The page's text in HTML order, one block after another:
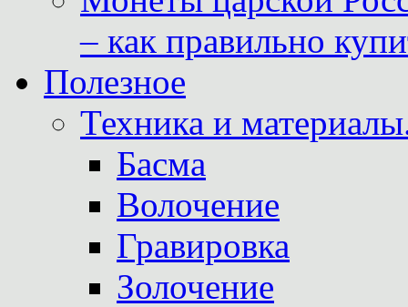
– как правильно
Полезное
Техника и
Басма
Волочение
Гравировка
Золочение